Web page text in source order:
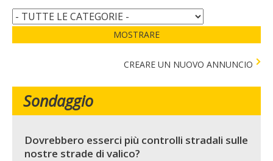
MOSTRARE
CREARE UN NUOVO ANNUNCIO
Sondaggio
Dovrebbero esserci più controlli stradali sulle
nostre strade di valico?